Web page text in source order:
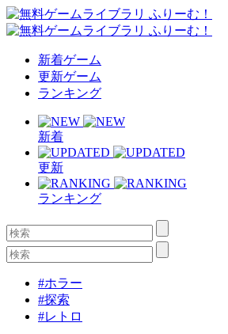
新着ゲーム
更新ゲーム
ランキング
新着
更新
ランキング
#ホラー
#探索
#レトロ